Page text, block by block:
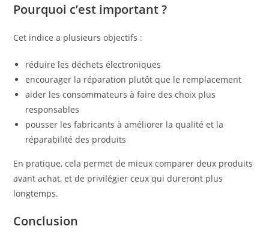
Pourquoi c’est important ?
Cet indice a plusieurs objectifs :
réduire les déchets électroniques
encourager la réparation plutôt que le remplacement
aider les consommateurs à faire des choix plus
responsables
pousser les fabricants à améliorer la qualité et la
réparabilité des produits
En pratique, cela permet de mieux comparer deux produits
avant achat, et de privilégier ceux qui dureront plus
longtemps.
Conclusion